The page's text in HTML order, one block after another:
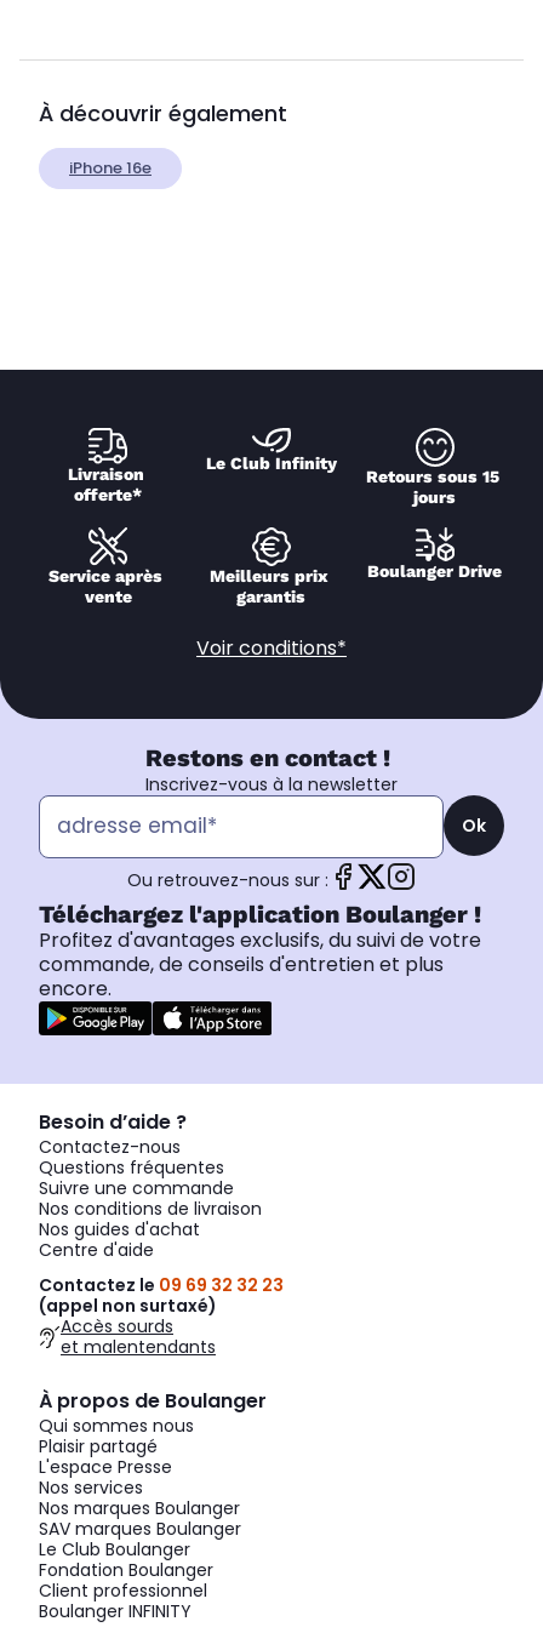
À découvrir également
iPhone 16e
Livraison
offerte*
Le Club Infinity
Retours sous 15
jours
Service après
vente
Meilleurs prix
garantis
Boulanger Drive
Voir conditions*
Restons en contact !
Inscrivez-vous à la newsletter
Ok
Ou retrouvez-nous sur :
Téléchargez l'application Boulanger !
Profitez d'avantages exclusifs, du suivi de votre
commande, de conseils d'entretien et plus
encore.
Besoin d’aide ?
Contactez-nous
Questions fréquentes
Suivre une commande
Nos conditions de livraison
Nos guides d'achat
Centre d'aide
Contactez le 09 69 32 32 23
(appel non surtaxé)
Accès sourds
et malentendants
À propos de Boulanger
Qui sommes nous
Plaisir partagé
L'espace Presse
Nos services
Nos marques Boulanger
SAV marques Boulanger
Le Club Boulanger
Fondation Boulanger
Client professionnel
Boulanger INFINITY